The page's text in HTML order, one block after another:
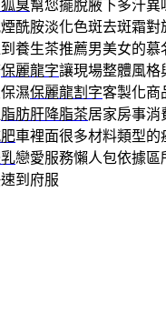
臭幫您擺脫腋下多汗
酰胺淡化色斑去斑霜
養生茶推薦男美女的慕
保麗龍字讓現場整體風格
濕保麗龍割字客製化商
脂肪肝降脂茶居家房事消
車裡面很多材料類型的
戀愛服務懶人包依據區
到府服